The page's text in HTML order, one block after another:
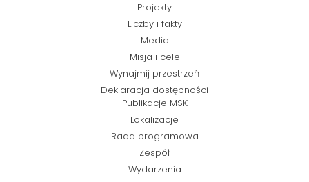
Projekty
Liczby i fakty
Media
Misja i cele
Wynajmij przestrzeń
Deklaracja dostępności
Publikacje MSK
Lokalizacje
Rada programowa
Zespół
Wydarzenia